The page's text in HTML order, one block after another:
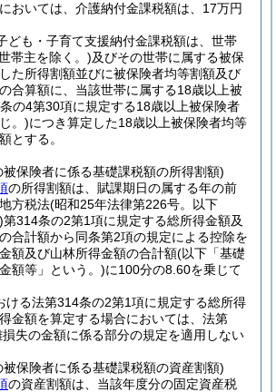
おいては、介護納付金課税額は、17万円
ども・子育て支援納付金課税額は、世帯
帯主を除く。)及びその世帯に属する被保
た所得割額並びに被保険者均等割額及び
合算額に、当該世帯に属する18歳以上被
の4第30項に規定する18歳以上被保険者
。)につき算定した18歳以上被保険者均等
とする。
保険者に係る基礎課税額の所得割額)
の所得割額は、賦課期日の属する年の前
方税法(昭和25年法律第226号。以下
第314条の2第1項に規定する総所得金額及
合計額から同条第2項の規定による控除を
額及び山林所得金額の合計額(以下「基礎
額等」という。)に100分の8.60を乗じて
ける法第314条の2第1項に規定する総所得
金額を算定する場合においては、法第
失の金額に係る部分の規定を適用しない
保険者に係る基礎課税額の資産割額)
の資産割額は、当該年度分の固定資産税